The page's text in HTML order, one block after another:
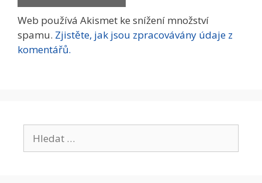
Web používá Akismet ke snížení množství
spamu. Zjistěte, jak jsou zpracovávány údaje z
komentářů.